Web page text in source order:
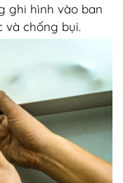
ghi hình vào ban
và chống bụi.